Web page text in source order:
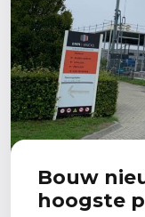
Bouw
hoogste